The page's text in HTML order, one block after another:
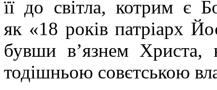
її до світла, котрим є
як «18 років патріарх
бувши в’язнем
тодішньою совєтською